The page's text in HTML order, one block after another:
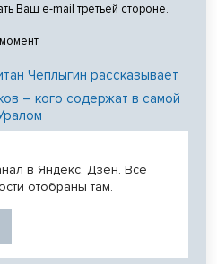
Ваш e-mail третьей стороне.
Чеплыгин рассказывает
– кого содержат в самой
в Яндекс. Дзен. Все
отобраны там.